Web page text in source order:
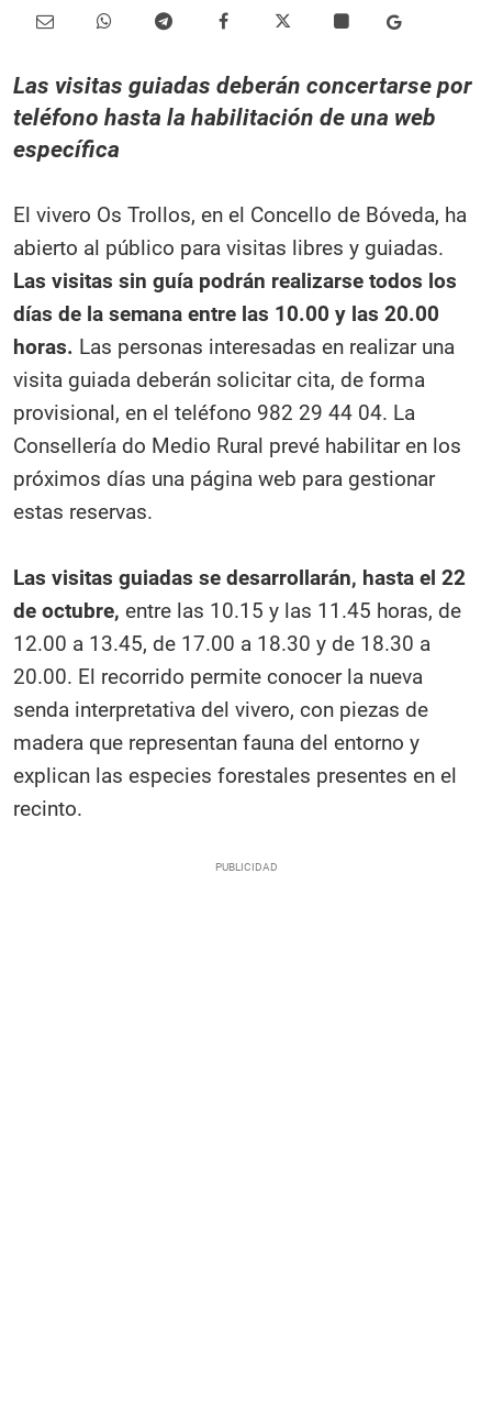
Las visitas guiadas deberán concertarse por
teléfono hasta la habilitación de una web
específica
El vivero Os Trollos, en el Concello de Bóveda, ha
abierto al público para visitas libres y guiadas.
Las visitas sin guía podrán realizarse todos los
días de la semana entre las 10.00 y las 20.00
horas. Las personas interesadas en realizar una
visita guiada deberán solicitar cita, de forma
provisional, en el teléfono 982 29 44 04. La
Consellería do Medio Rural prevé habilitar en los
próximos días una página web para gestionar
estas reservas.
Las visitas guiadas se desarrollarán, hasta el 22
de octubre, entre las 10.15 y las 11.45 horas, de
12.00 a 13.45, de 17.00 a 18.30 y de 18.30 a
20.00. El recorrido permite conocer la nueva
senda interpretativa del vivero, con piezas de
madera que representan fauna del entorno y
explican las especies forestales presentes en el
recinto.